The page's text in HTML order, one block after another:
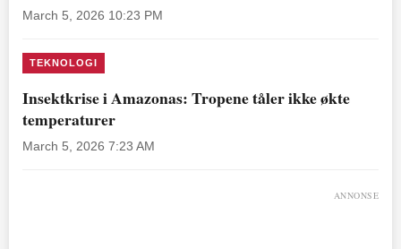
March 5, 2026 10:23 PM
TEKNOLOGI
Insektkrise i Amazonas: Tropene tåler ikke økte
temperaturer
March 5, 2026 7:23 AM
ANNONSE